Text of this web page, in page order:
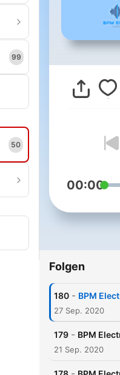
99
50
00:00
Folgen
180 - BPM
27 Sep. 2020
179 - BPM
21 Sep. 2020